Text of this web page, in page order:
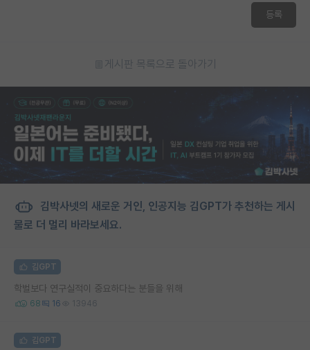
등록
게시판 목록으로 돌아가기
김박사넷의 새로운 거인, 인공지능 김GPT가 추천하는 게시
물로 더 멀리 바라보세요.
김GPT
학벌보다 연구실적이 중요하다는 분들을 위해
68 16 13946
김GPT